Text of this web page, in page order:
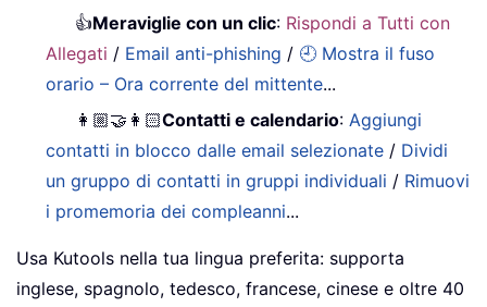
👍Meraviglie con un clic: Rispondi a Tutti con
Allegati / Email anti-phishing / 🕘 Mostra il fuso
orario – Ora corrente del mittente...
👩🏼‍🤝‍👩🏻Contatti e calendario:Aggiungi
contatti in blocco dalle email selezionate / Dividi
un gruppo di contatti in gruppi individuali / Rimuovi
i promemoria dei compleanni...
Usa Kutools nella tua lingua preferita: supporta
inglese, spagnolo, tedesco, francese, cinese e oltre 40